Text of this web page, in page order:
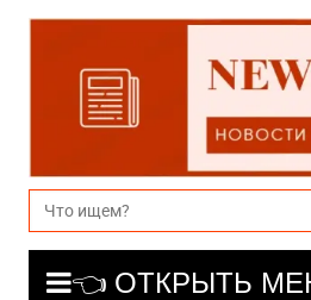
Перейти
содержимому
Search
for:
👈 ОТКРЫТЬ